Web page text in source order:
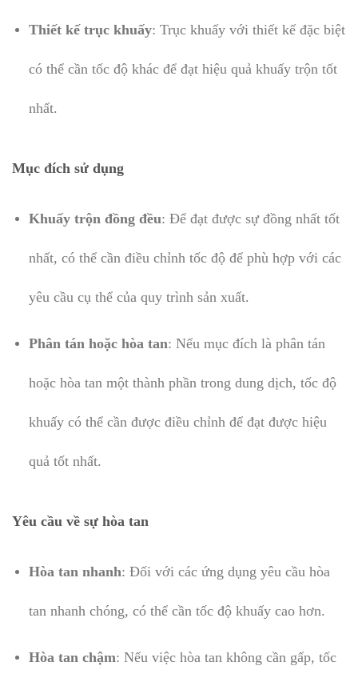
Thiết kế trục khuấy: Trục khuấy với thiết kế đặc biệt
có thể cần tốc độ khác để đạt hiệu quả khuấy trộn tốt
nhất.
Mục đích sử dụng
Khuấy trộn đồng đều: Để đạt được sự đồng nhất tốt
nhất, có thể cần điều chỉnh tốc độ để phù hợp với các
yêu cầu cụ thể của quy trình sản xuất.
Phân tán hoặc hòa tan: Nếu mục đích là phân tán
hoặc hòa tan một thành phần trong dung dịch, tốc độ
khuấy có thể cần được điều chỉnh để đạt được hiệu
quả tốt nhất.
Yêu cầu về sự hòa tan
Hòa tan nhanh: Đối với các ứng dụng yêu cầu hòa
tan nhanh chóng, có thể cần tốc độ khuấy cao hơn.
Hòa tan chậm: Nếu việc hòa tan không cần gấp, tốc